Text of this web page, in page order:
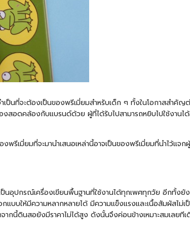
นที่จะต้องเป็นของพรีเมี่ยมสำหรับเด็ก ๆ ทั้งในโอกาสสำคัญ
สอดคล้องกับแบรนด์ด้วย ผู้ที่ได้รับไปสามารถหยิบไปใช้งานไ
พรีเมี่ยมที่จะมานำเสนอเหล่านี้อาจเป็นของพรีเมี่ยมที่นำไว้แจ
นอุปกรณ์เครื่องเขียนพื้นฐานที่ใช้งานได้ทุกเพศทุกวัย อีกทั้งยั
บบให้มีความหลากหลายได้ มีความแข็งแรงและเนื้อสัมผัสไม่
ากนี้ดินสอยังมีราคาไม่ได้สูง ดังนั้นจึงค่อนข้างเหมาะสมเลยที